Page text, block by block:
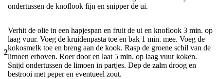
ondertussen de knoflook fijn en snipper de ui.
2
Verhit de olie in een hapjespan en fruit de ui en knoflook 3 min. op
laag vuur. Voeg de kruidenpasta toe en bak 1 min. mee. Voeg de
kokosmelk toe en breng aan de kook. Rasp de groene schil van de
limoen erboven. Roer door en laat 5 min. op laag vuur koken.
Snijd ondertussen de limoen in partjes. Dep de zalm droog en
bestrooi met peper en eventueel zout.